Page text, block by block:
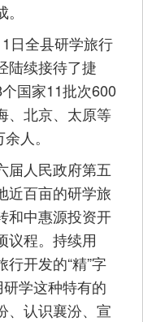
全县研学旅行
陆续接待了捷
国家11批次600
、北京、太原等
人。
人民政府第五
近百亩的研学旅
和中惠源投资开
议程。持续用
开发的“精”字
研学这种特有的
、认识襄汾、宣